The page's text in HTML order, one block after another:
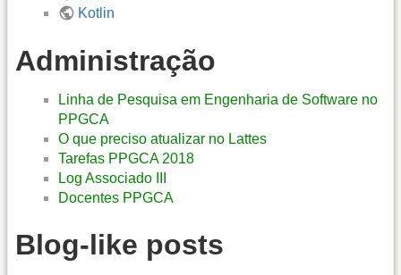
Kotlin
Administração
Linha de Pesquisa em Engenharia de Software no
PPGCA
O que preciso atualizar no Lattes
Tarefas PPGCA 2018
Log Associado III
Docentes PPGCA
Blog-like posts